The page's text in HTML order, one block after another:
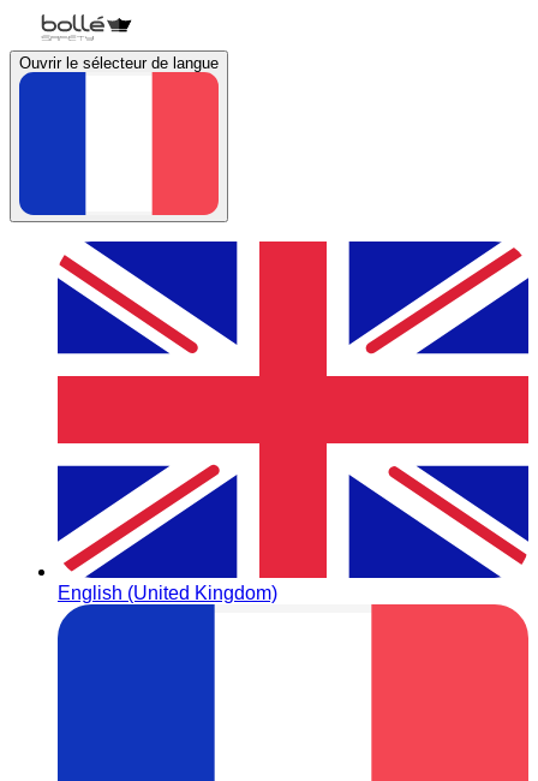
Ouvrir le sélecteur de langue
English (United Kingdom)